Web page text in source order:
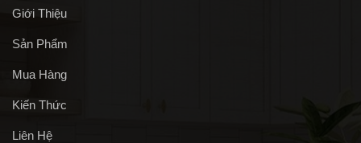
Giới Thiệu
Sản Phẩm
Mua Hàng
Kiến Thức
Liên Hệ